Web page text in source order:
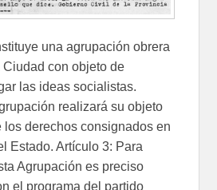
una agrupación obrera
con objeto de
las ideas socialistas.
realizará su objeto
los derechos consignados en
Estado. Artículo 3: Para
Agrupación es preciso
el programa del partido